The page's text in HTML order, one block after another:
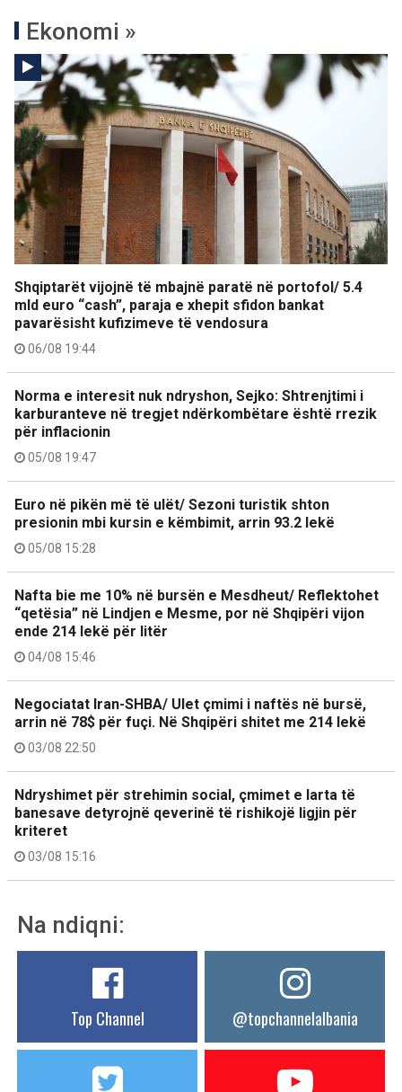
Ekonomi »
Shqiptarët vijojnë të mbajnë paratë në portofol/ 5.4
mld euro “cash”, paraja e xhepit sfidon bankat
pavarësisht kufizimeve të vendosura
06/08 19:44
Norma e interesit nuk ndryshon, Sejko: Shtrenjtimi i
karburanteve në tregjet ndërkombëtare është rrezik
për inflacionin
05/08 19:47
Euro në pikën më të ulët/ Sezoni turistik shton
presionin mbi kursin e këmbimit, arrin 93.2 lekë
05/08 15:28
Nafta bie me 10% në bursën e Mesdheut/ Reflektohet
“qetësia” në Lindjen e Mesme, por në Shqipëri vijon
ende 214 lekë për litër
04/08 15:46
Negociatat Iran-SHBA/ Ulet çmimi i naftës në bursë,
arrin në 78$ për fuçi. Në Shqipëri shitet me 214 lekë
03/08 22:50
Ndryshimet për strehimin social, çmimet e larta të
banesave detyrojnë qeverinë të rishikojë ligjin për
kriteret
03/08 15:16
Na ndiqni:
Top Channel @topchannelalbania